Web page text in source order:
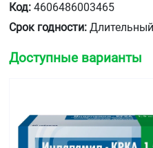
Код: 4606486003465
Срок годности:
Доступные варианты